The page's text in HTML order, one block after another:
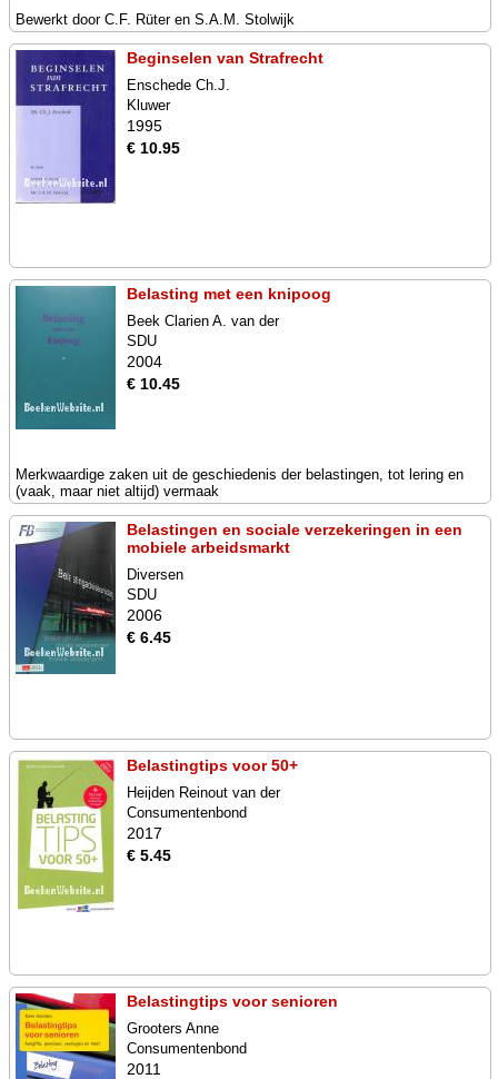
Bewerkt door C.F. Rüter en S.A.M. Stolwijk
Beginselen van Strafrecht
Enschede Ch.J.
Kluwer
1995
€ 10.95
Belasting met een knipoog
Beek Clarien A. van der
SDU
2004
€ 10.45
Merkwaardige zaken uit de geschiedenis der belastingen, tot lering en
(vaak, maar niet altijd) vermaak
Belastingen en sociale verzekeringen in een
mobiele arbeidsmarkt
Diversen
SDU
2006
€ 6.45
Belastingtips voor 50+
Heijden Reinout van der
Consumentenbond
2017
€ 5.45
Belastingtips voor senioren
Grooters Anne
Consumentenbond
2011